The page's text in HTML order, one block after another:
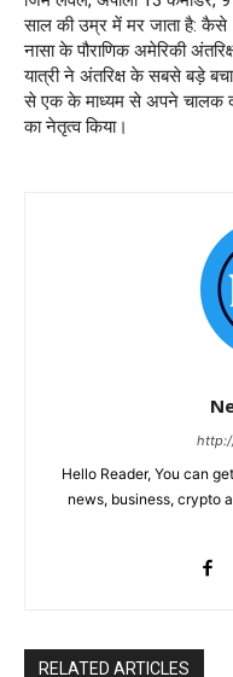
साल की उम्र में मर जाता है: कैसे
नासा के पौराणिक अमेरिकी
यात्री ने अंतरिक्ष के सबसे बड़े
से एक के माध्यम से अपने चालक
का नेतृत्व किया।
Hello Reader, You can
news, business, crypto
RELATED ARTICLES